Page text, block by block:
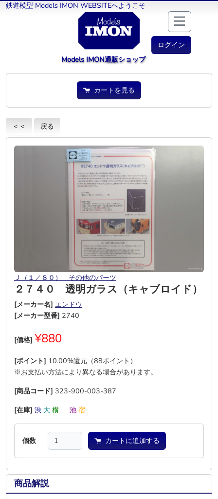
鉄道模型 Models IMON WEBSITEへようこそ
ログイン
Models IMON通販ショップ
カートを見る
＜＜ 戻る
Ｊ（１／８０） その他のパーツ
２７４０ 透明ガラス（キャブロイド）
[メーカー名] エンドウ
[メーカー型番] 2740
[価格] ¥880
[ポイント] 10.00%還元（88ポイント）
※お支払い方法により異なる場合があります。
[商品コード] 323-900-003-387
[在庫] 渋 大 横 池 宿
個数 カートに追加する
商品解説